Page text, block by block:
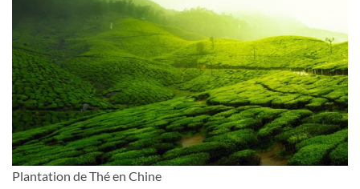
Plantation de Thé en Chine